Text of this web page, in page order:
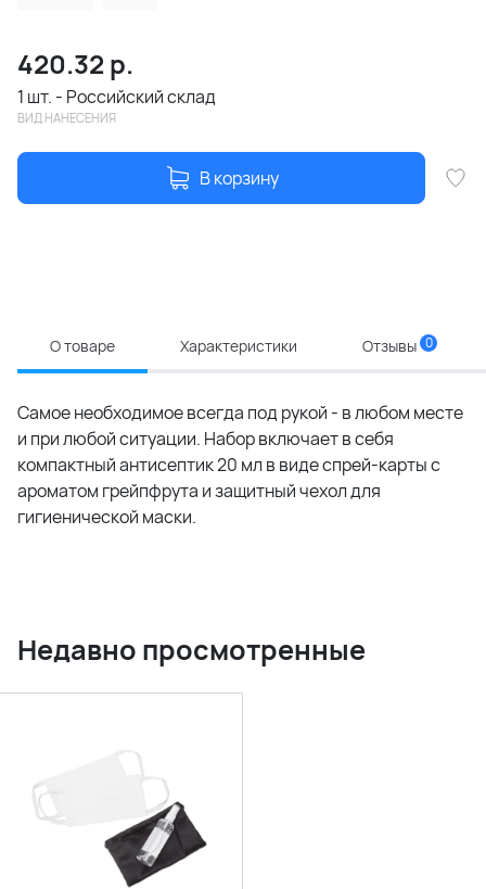
420.32 р.
1 шт. - Российский склад
ВИД НАНЕСЕНИЯ
В корзину
О товаре Характеристики Отзывы 0
Самое необходимое всегда под рукой - в любом месте
и при любой ситуации. Набор включает в себя
компактный антисептик 20 мл в виде спрей-карты с
ароматом грейпфрута и защитный чехол для
гигиенической маски.
Недавно просмотренные